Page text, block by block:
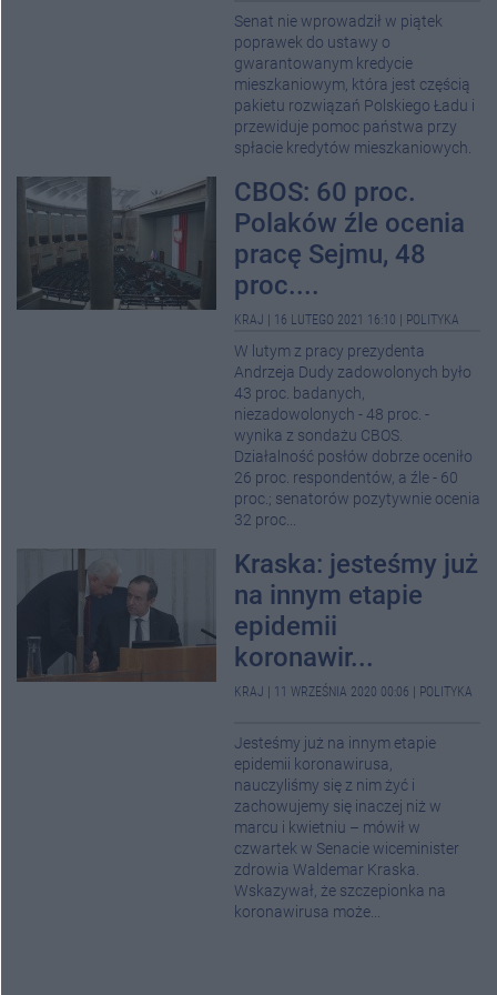
Senat nie wprowadził w piątek
poprawek do ustawy o
gwarantowanym kredycie
mieszkaniowym, która jest częścią
pakietu rozwiązań Polskiego Ładu i
przewiduje pomoc państwa przy
spłacie kredytów mieszkaniowych.
CBOS: 60 proc.
Polaków źle ocenia
pracę Sejmu, 48
proc....
KRAJ 16 LUTEGO 2021 16:10 POLITYKA
W lutym z pracy prezydenta
Andrzeja Dudy zadowolonych było
43 proc. badanych,
niezadowolonych - 48 proc. -
wynika z sondażu CBOS.
Działalność posłów dobrze oceniło
26 proc. respondentów, a źle - 60
proc.; senatorów pozytywnie ocenia
32 proc...
Kraska: jesteśmy już
na innym etapie
epidemii
koronawir...
KRAJ 11 WRZEŚNIA 2020 00:06 POLITYKA
Jesteśmy już na innym etapie
epidemii koronawirusa,
nauczyliśmy się z nim żyć i
zachowujemy się inaczej niż w
marcu i kwietniu – mówił w
czwartek w Senacie wiceminister
zdrowia Waldemar Kraska.
Wskazywał, że szczepionka na
koronawirusa może...